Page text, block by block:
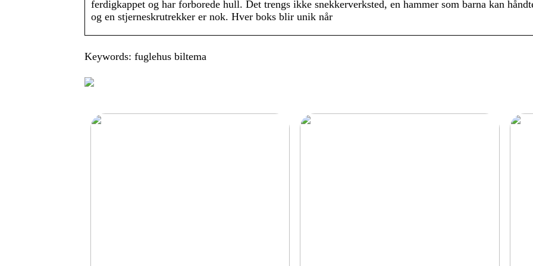
ferdigkappet og har forborede hull. Det trengs ikke snekkerverksted, en hammer som barna kan
og en stjerneskrutrekker er nok. Hver boks blir unik når
Keywords: fuglehus biltema